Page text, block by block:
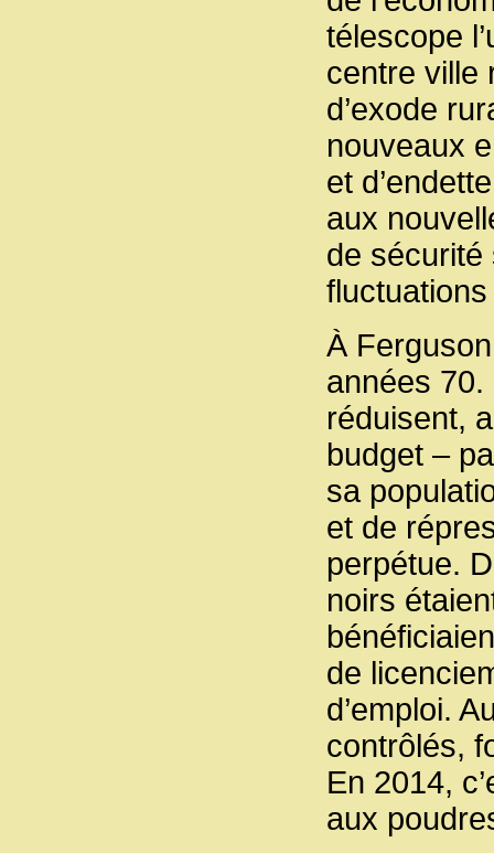
télescope
centre ville
d’exode
nouveaux
et
aux
de sécurité
À
années 70.
réduisent,
budget –
sa
et de
perpétue.
noirs
de
d’emploi.
contrôlés,
En 2014,
aux